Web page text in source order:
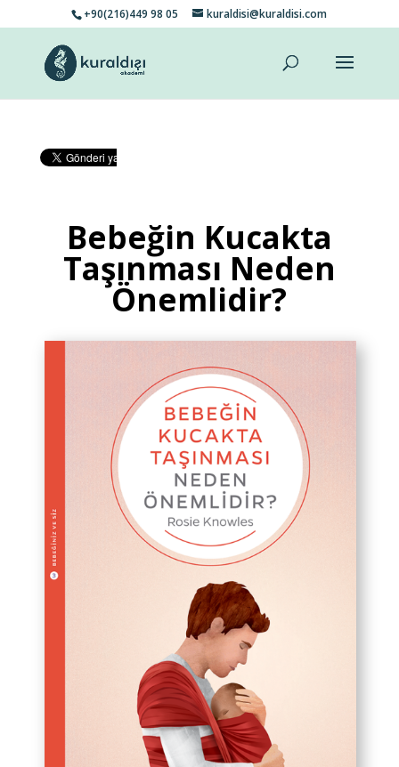
+90(216)449 98 05 kuraldisi@kuraldisi.com
Bebeğin Kucakta
Taşınması Neden
Önemlidir?